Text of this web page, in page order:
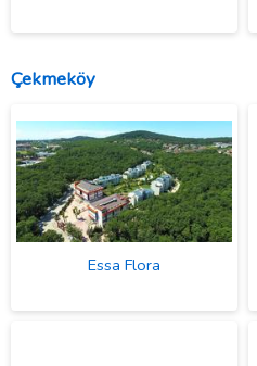
Çekmeköy
Essa Flora